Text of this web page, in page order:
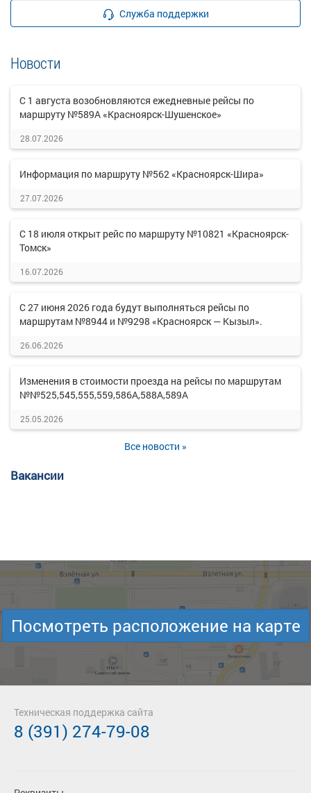
Служба поддержки
Новости
С 1 августа возобновляются ежедневные рейсы по
маршруту №589А «Красноярск-Шушенское»
28.07.2026
Информация по маршруту №562 «Красноярск-Шира»
27.07.2026
С 18 июля открыт рейс по маршруту №10821 «Красноярск-
Томск»
16.07.2026
С 27 июня 2026 года будут выполняться рейсы по
маршрутам №8944 и №9298 «Красноярск — Кызыл».
26.06.2026
Изменения в стоимости проезда на рейсы по маршрутам
№№525,545,555,559,586А,588А,589А
25.05.2026
Все новости »
Вакансии
Посмотреть расположение на карте
Техническая поддержка сайта
8 (391) 274-79-08